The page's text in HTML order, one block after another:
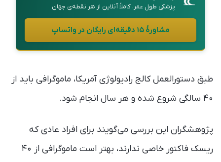
پزشکی طول عمر، کاملاً آنلاین از هر نقطه‌ی جهان
مشاورهٔ ۱۵ دقیقه‌ای رایگان در واتساپ
طبق دستورالعمل کالج رادیولوژی آمریکا، ماموگرافی باید از
۴۰ سالگی شروع شده و هر سال انجام شود.
پژوهشگران این بررسی می‌گویند برای افراد عادی که
ریسک فاکتور خاصی ندارند، بهتر است ماموگرافی از ۴۰